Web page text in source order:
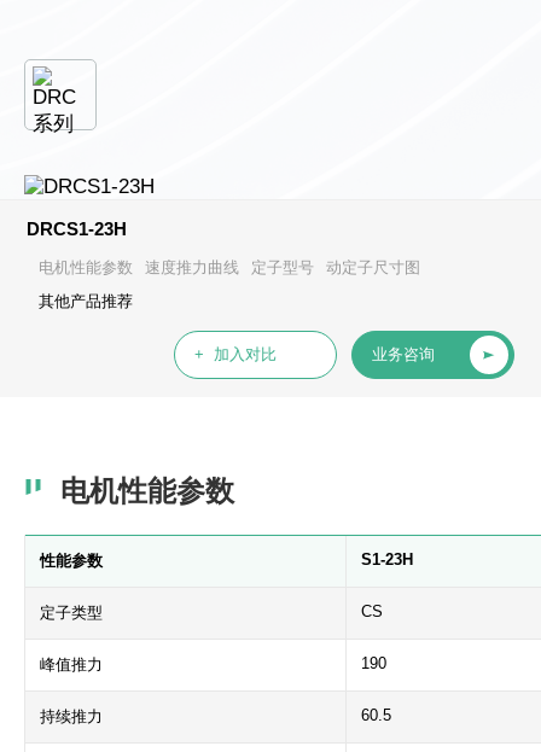
DRCS1-23H
电机性能参数 速度推力曲线 定子型号
动定子尺寸图
其他产品推荐
+ 加入对比 业务咨询
电机性能参数
性能参数 S1-23H
定子类型 CS
峰值推力 190
持续推力 60.5